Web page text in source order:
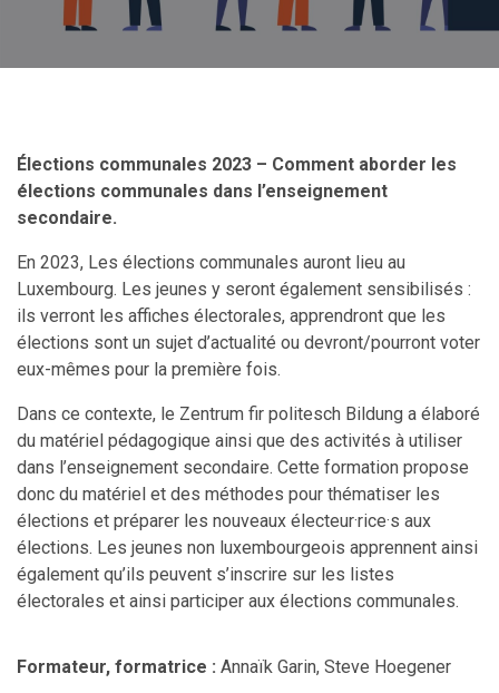
Élections communales 2023 – Comment aborder les
élections communales dans l’enseignement
secondaire.
En 2023, Les élections communales auront lieu au
Luxembourg. Les jeunes y seront également sensibilisés :
ils verront les affiches électorales, apprendront que les
élections sont un sujet d’actualité ou devront/pourront voter
eux-mêmes pour la première fois.
Dans ce contexte, le Zentrum fir politesch Bildung a élaboré
du matériel pédagogique ainsi que des activités à utiliser
dans l’enseignement secondaire. Cette formation propose
donc du matériel et des méthodes pour thématiser les
élections et préparer les nouveaux électeur·rice·s aux
élections. Les jeunes non luxembourgeois apprennent ainsi
également qu’ils peuvent s’inscrire sur les listes
électorales et ainsi participer aux élections communales.
Formateur, formatrice : Annaïk Garin, Steve Hoegener